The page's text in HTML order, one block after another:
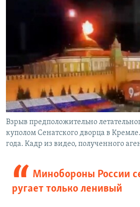
Взрыв предположительно
куполом Сенатского дворца в
года. Кадр из видео, полученного
Минобороны России
ругает только ленивый